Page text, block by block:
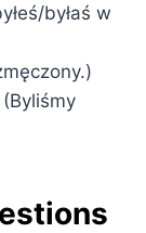
byłaś w